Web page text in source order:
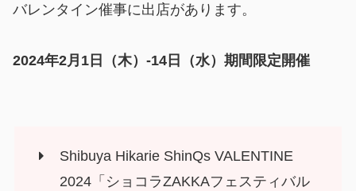
バレンタイン催事に出店があります。
2024年2月1日（木）-14日（水）期間限定開催
Shibuya Hikarie ShinQs VALENTINE
2024「ショコラZAKKAフェスティバル